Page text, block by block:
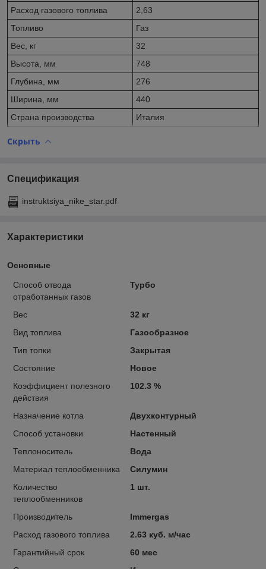
Расход газового топлива
2,63
Топливо
Газ
Вес, кг
32
Высота, мм
748
Глубина, мм
276
Ширина, мм
440
Страна производства
Италия
Скрыть
Спецификация
instruktsiya_nike_star.pdf
Характеристики
Основные
Способ отвода
отработанных газов
Турбо
Вес
32 кг
Вид топлива
Газообразное
Тип топки
Закрытая
Состояние
Новое
Коэффициент полезного
действия
102.3 %
Назначение котла
Двухконтурный
Способ установки
Настенный
Теплоноситель
Вода
Материал теплообменника
Силумин
Количество
теплообменников
1 шт.
Производитель
Immergas
Расход газового топлива
2.63 куб. м/час
Гарантийный срок
60 мес